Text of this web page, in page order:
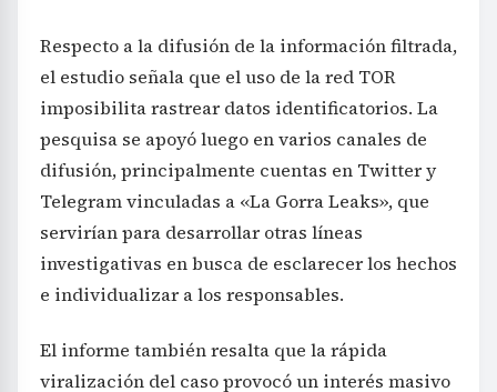
Respecto a la difusión de la información filtrada,
el estudio señala que el uso de la red TOR
imposibilita rastrear datos identificatorios. La
pesquisa se apoyó luego en varios canales de
difusión, principalmente cuentas en Twitter y
Telegram vinculadas a «La Gorra Leaks», que
servirían para desarrollar otras líneas
investigativas en busca de esclarecer los hechos
e individualizar a los responsables.
El informe también resalta que la rápida
viralización del caso provocó un interés masivo